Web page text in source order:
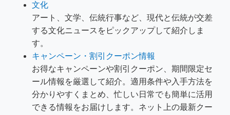
文化
アート、文学、伝統行事など、現代と伝統が交差
する文化ニュースをピックアップして紹介しま
す。
キャンペーン・割引クーポン情報
お得なキャンペーンや割引クーポン、期間限定セ
ール情報を厳選して紹介。適用条件や入手方法を
分かりやすくまとめ、忙しい日常でも簡単に活用
できる情報をお届けします。ネット上の最新クー